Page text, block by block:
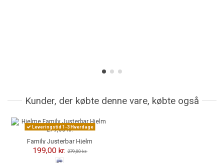
Kunder, der købte denne vare, købte også
-80,00 kr.
Leveringstid 1-3 Hverdage
Family Justerbar Hjelm
199,00 kr.279,00 kr.